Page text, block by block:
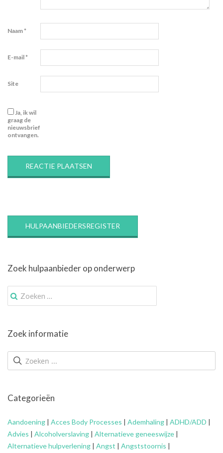
Naam*
E-mail*
Site
Ja, ik wil
graag de
nieuwsbrief
ontvangen.
HULPAANBIEDERSREGISTER
Zoek hulpaanbieder op onderwerp
Zoek
naar:
Zoek informatie
Categorieën
Aandoening | Acces Body Processes | Ademhaling | ADHD/ADD |
Advies | Alcoholverslaving | Alternatieve geneeswijze |
Alternatieve hulpverlening | Angst | Angststoornis |